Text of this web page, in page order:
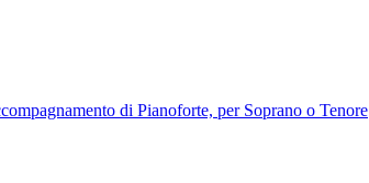
di Pianoforte, per Soprano o Tenore